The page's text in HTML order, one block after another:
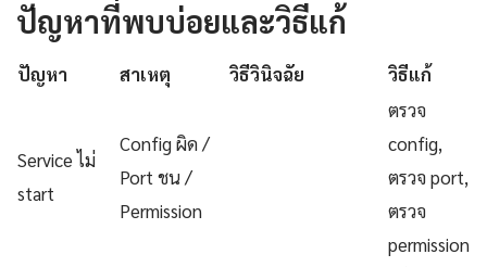
ปัญหาที่พบบ่อยและวิธีแก้
ปัญหา สาเหตุ วิธีวินิจฉัย วิธีแก้
Service ไม่
start
Config ผิด /
Port ชน /
Permission
ตรวจ
config,
ตรวจ port,
ตรวจ
permission